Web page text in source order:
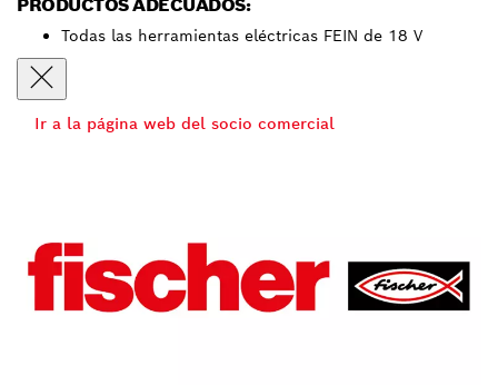
Todas las herramientas eléctricas FEIN de 18 V
Ir a la página web del socio comercial